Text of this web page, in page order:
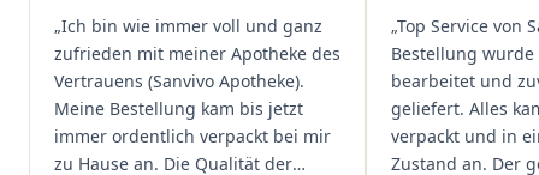
Kundenzufriedenheit an erster
Stelle stehen. Vielen Dank an das
Team von Sanvivo – ich bin
rundum begeistert!"
„Ich bin wie immer voll und ganz
zufrieden mit meiner Apotheke des
Vertrauens (Sanvivo Apotheke).
Meine Bestellung kam bis jetzt
immer ordentlich verpackt bei mir
zu Hause an. Die Qualität der
„Top Service von
Bestellung wurde
bearbeitet und
geliefert. Alles
verpackt und in
Zustand an. Der